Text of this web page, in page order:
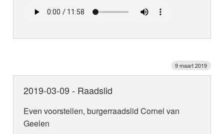
9 maart 2019
2019-03-09 - Raadslid
Even voorstellen, burgerraadslid Cornel van
Geelen